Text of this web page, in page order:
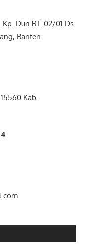
Duri RT. 02/01 Ds.
Banten-
Kab.